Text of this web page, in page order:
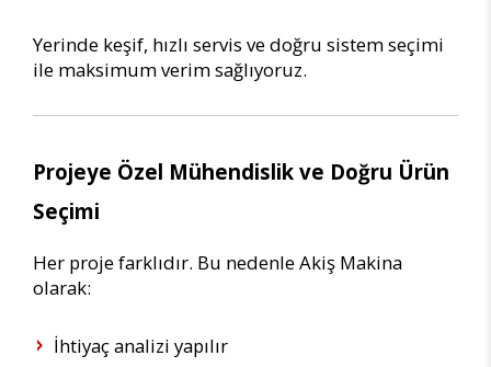
Yerinde keşif, hızlı servis ve doğru sistem seçimi
ile maksimum verim sağlıyoruz.
Projeye Özel Mühendislik ve Doğru Ürün
Seçimi
Her proje farklıdır. Bu nedenle Akiş Makina
olarak:
İhtiyaç analizi yapılır